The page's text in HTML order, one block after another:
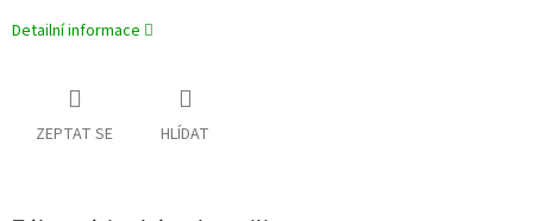
Detailní informace
ZEPTAT SE HLÍDAT